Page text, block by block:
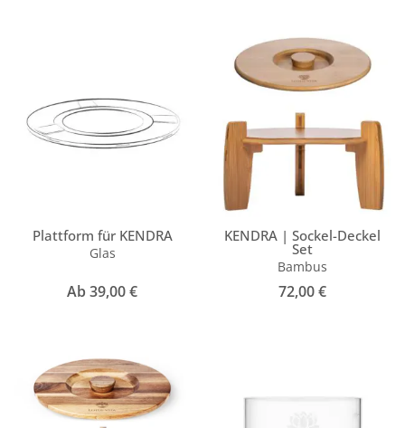
Plattform für KENDRA
Glas
Ab39,00€
KENDRA | Sockel-Deckel
Set
Bambus
72,00€